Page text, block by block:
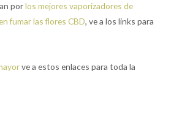
porlos mejores vaporizadores de
fumar las flores CBD, ve a los links para
ve a estos enlaces para toda la